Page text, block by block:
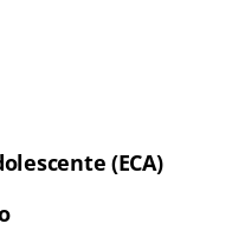
(ECA)